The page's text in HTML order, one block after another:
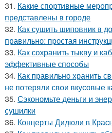
31. Какие спортивные
представлены в городе
32. Как сушить шиповник в
правильно: простая
33. Как сохранить тыкву и
эффективные способы
34. Как правильно хранить
не потеряли свои вкусовые
35. Сэкономьте деньги и
сушилки
36. Концерты Дидюли в